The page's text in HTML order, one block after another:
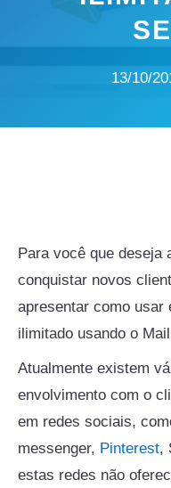
13/10/
Para você que deseja
conquistar novos
apresentar como usar
ilimitado usando o
Atualmente existem
envolvimento com o
em redes sociais,
messenger, Pinterest,
estas redes não